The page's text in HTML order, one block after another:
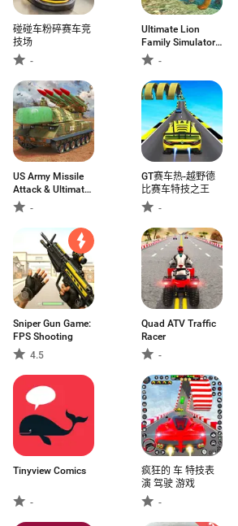
碰碰车粉碎赛车竞
技场
-
Ultimate Lion
Family Simulator
2019-
US Army Missile
Attack & Ultimate
War 2019
-
GT赛车热-越野德
比赛车特技之王
-
Sniper Gun Game:
FPS Shooting
4.5
Quad ATV Traffic
Racer
-
Tinyview Comics
-
疯狂的 车 特技表
演 驾驶 游戏
-